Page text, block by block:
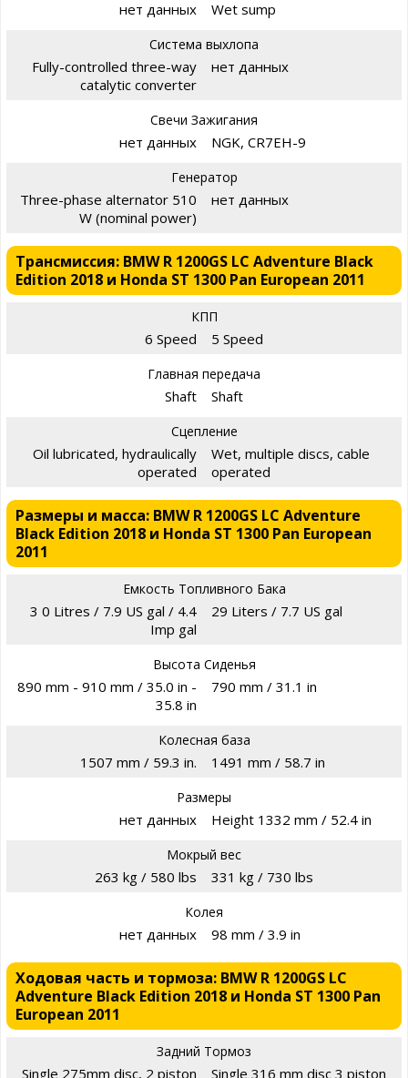
нет данных Wet sump
Система выхлопа
Fully-controlled three-way
catalytic converter
нет данных
Свечи Зажигания
нет данных NGK, CR7EH-9
Генератор
Three-phase alternator 510
W (nominal power)
нет данных
Трансмиссия: BMW R 1200GS LC Adventure Black
Edition 2018 и Honda ST 1300 Pan European 2011
КПП
6 Speed 5 Speed
Главная передача
Shaft Shaft
Сцепление
Oil lubricated, hydraulically
operated
Wet, multiple discs, cable
operated
Размеры и масса: BMW R 1200GS LC Adventure
Black Edition 2018 и Honda ST 1300 Pan European
2011
Емкость Топливного Бака
3 0 Litres / 7.9 US gal / 4.4
Imp gal
29 Liters / 7.7 US gal
Высота Сиденья
890 mm - 910 mm / 35.0 in -
35.8 in
790 mm / 31.1 in
Колесная база
1507 mm / 59.3 in. 1491 mm / 58.7 in
Размеры
нет данных Height 1332 mm / 52.4 in
Мокрый вес
263 kg / 580 lbs 331 kg / 730 lbs
Колея
нет данных 98 mm / 3.9 in
Ходовая часть и тормоза: BMW R 1200GS LC
Adventure Black Edition 2018 и Honda ST 1300 Pan
European 2011
Задний Тормоз
Single 275mm disc, 2 piston Single 316 mm disc 3 piston